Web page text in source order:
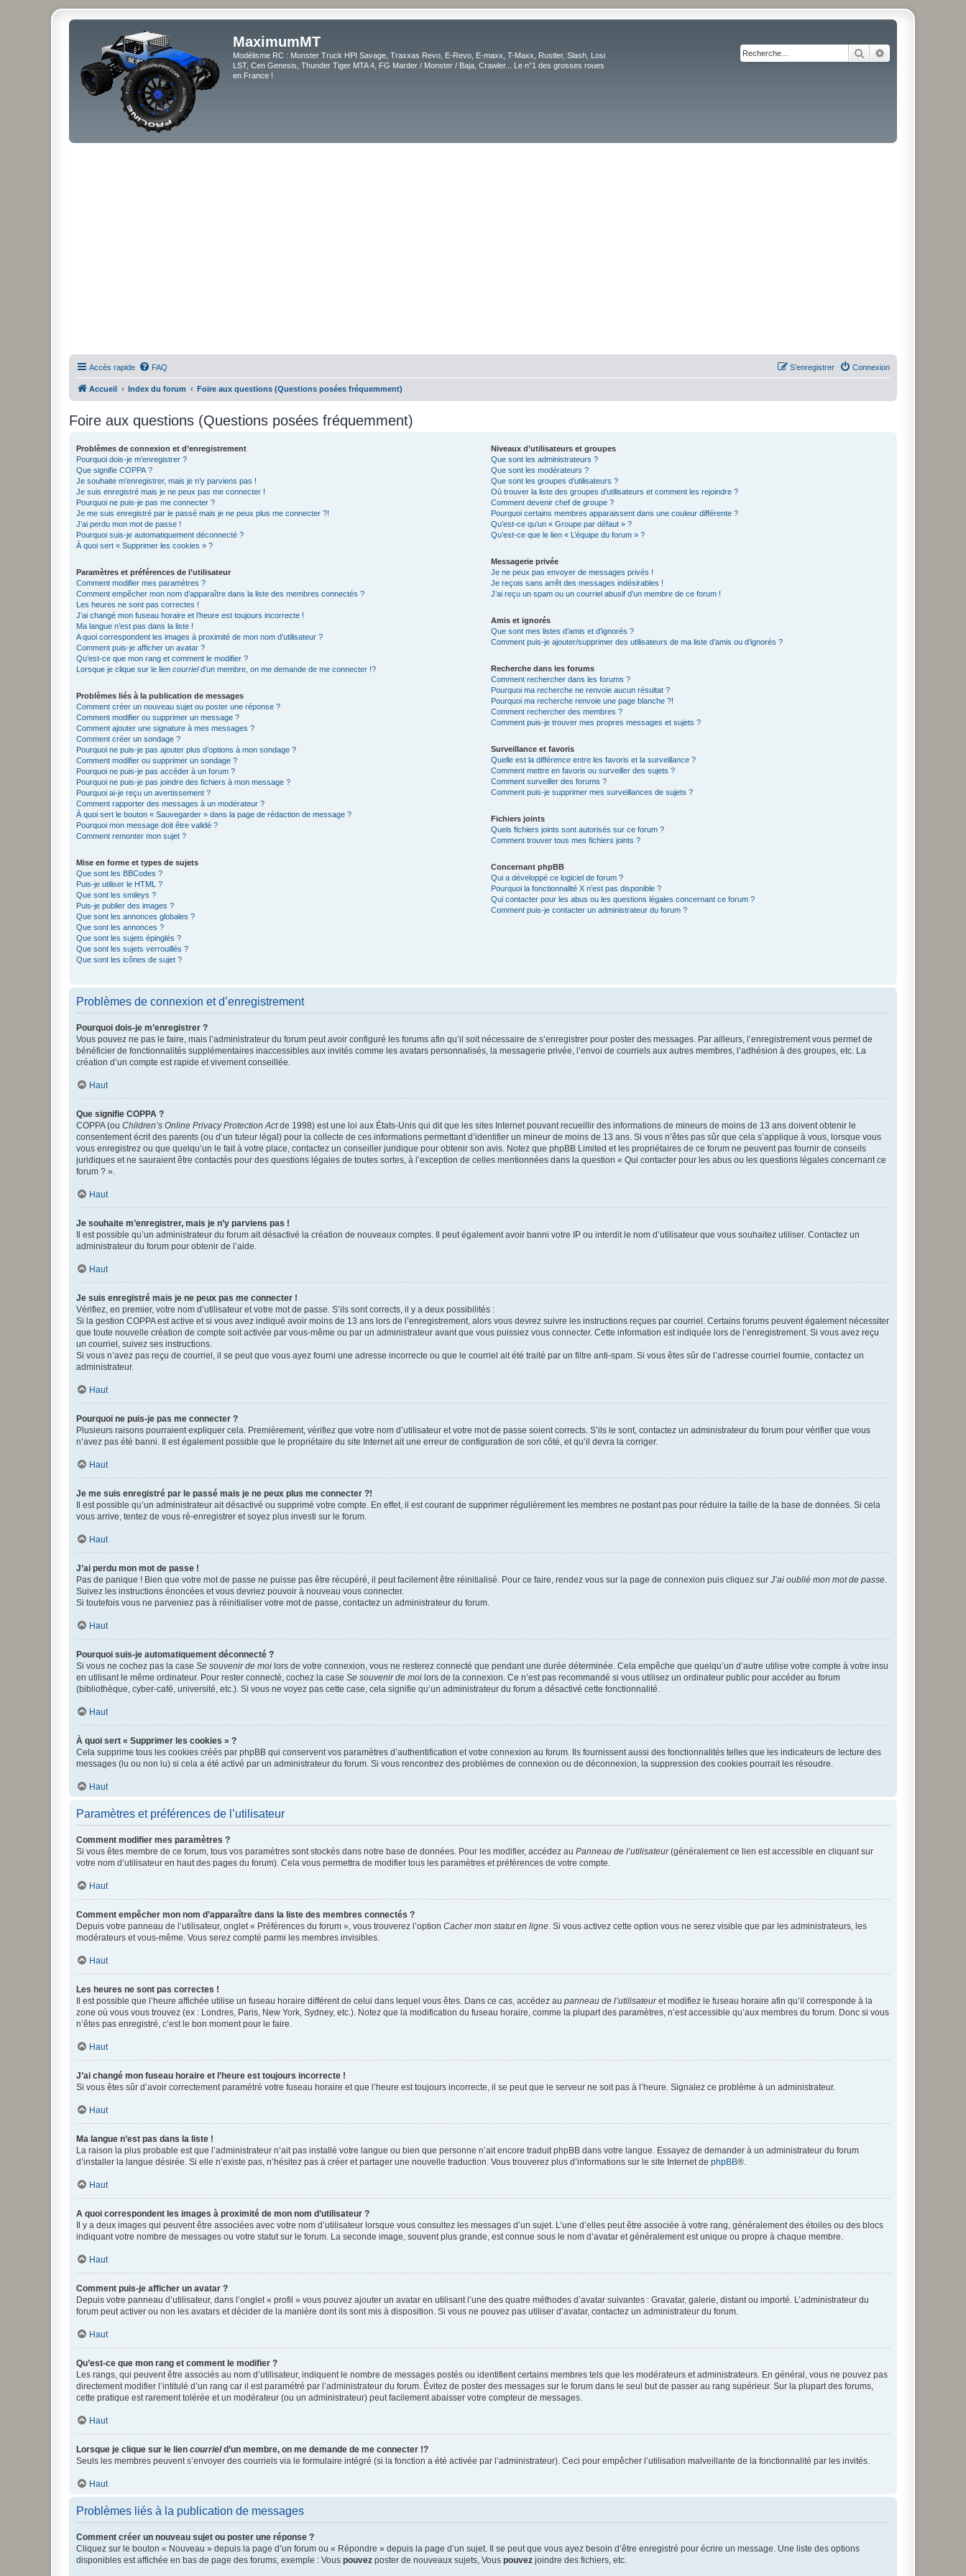
MaximumMT
Modélisme RC : Monster Truck HPI Savage, Traxxas Revo, E-Revo, E-maxx, T-Maxx, Rustler, Slash, Losi
LST, Cen Genesis, Thunder Tiger MTA 4, FG Marder / Monster / Baja, Crawler... Le n°1 des grosses roues
en France !
Rechercher
Accès rapide FAQ Connexion
S’enregistrer
Accueil Index du forum Foire aux questions (Questions posées fréquemment)
Foire aux questions (Questions posées fréquemment)
Problèmes de connexion et d’enregistrement
Pourquoi dois-je m’enregistrer ?
Que signifie COPPA ?
Je souhaite m’enregistrer, mais je n’y parviens pas !
Je suis enregistré mais je ne peux pas me connecter !
Pourquoi ne puis-je pas me connecter ?
Je me suis enregistré par le passé mais je ne peux plus me connecter ?!
J’ai perdu mon mot de passe !
Pourquoi suis-je automatiquement déconnecté ?
À quoi sert « Supprimer les cookies » ?
Paramètres et préférences de l’utilisateur
Comment modifier mes paramètres ?
Comment empêcher mon nom d’apparaître dans la liste des membres connectés ?
Les heures ne sont pas correctes !
J’ai changé mon fuseau horaire et l’heure est toujours incorrecte !
Ma langue n’est pas dans la liste !
A quoi correspondent les images à proximité de mon nom d’utilisateur ?
Comment puis-je afficher un avatar ?
Qu’est-ce que mon rang et comment le modifier ?
Lorsque je clique sur le lien courrield’un membre, on me demande de me connecter !?
Problèmes liés à la publication de messages
Comment créer un nouveau sujet ou poster une réponse ?
Comment modifier ou supprimer un message ?
Comment ajouter une signature à mes messages ?
Comment créer un sondage ?
Pourquoi ne puis-je pas ajouter plus d’options à mon sondage ?
Comment modifier ou supprimer un sondage ?
Pourquoi ne puis-je pas accéder à un forum ?
Pourquoi ne puis-je pas joindre des fichiers à mon message ?
Pourquoi ai-je reçu un avertissement ?
Comment rapporter des messages à un modérateur ?
À quoi sert le bouton « Sauvegarder » dans la page de rédaction de message ?
Pourquoi mon message doit être validé ?
Comment remonter mon sujet ?
Mise en forme et types de sujets
Que sont les BBCodes ?
Puis-je utiliser le HTML ?
Que sont les smileys ?
Puis-je publier des images ?
Que sont les annonces globales ?
Que sont les annonces ?
Que sont les sujets épinglés ?
Que sont les sujets verrouillés ?
Que sont les icônes de sujet ?
Niveaux d’utilisateurs et groupes
Que sont les administrateurs ?
Que sont les modérateurs ?
Que sont les groupes d’utilisateurs ?
Où trouver la liste des groupes d’utilisateurs et comment les rejoindre ?
Comment devenir chef de groupe ?
Pourquoi certains membres apparaissent dans une couleur différente ?
Qu’est-ce qu’un « Groupe par défaut » ?
Qu’est-ce que le lien « L’équipe du forum » ?
Messagerie privée
Je ne peux pas envoyer de messages privés !
Je reçois sans arrêt des messages indésirables !
J’ai reçu un spam ou un courriel abusif d’un membre de ce forum !
Amis et ignorés
Que sont mes listes d’amis et d’ignorés ?
Comment puis-je ajouter/supprimer des utilisateurs de ma liste d’amis ou d’ignorés ?
Recherche dans les forums
Comment rechercher dans les forums ?
Pourquoi ma recherche ne renvoie aucun résultat ?
Pourquoi ma recherche renvoie une page blanche ?!
Comment rechercher des membres ?
Comment puis-je trouver mes propres messages et sujets ?
Surveillance et favoris
Quelle est la différence entre les favoris et la surveillance ?
Comment mettre en favoris ou surveiller des sujets ?
Comment surveiller des forums ?
Comment puis-je supprimer mes surveillances de sujets ?
Fichiers joints
Quels fichiers joints sont autorisés sur ce forum ?
Comment trouver tous mes fichiers joints ?
Concernant phpBB
Qui a développé ce logiciel de forum ?
Pourquoi la fonctionnalité X n’est pas disponible ?
Qui contacter pour les abus ou les questions légales concernant ce forum ?
Comment puis-je contacter un administrateur du forum ?
Problèmes de connexion et d’enregistrement
Pourquoi dois-je m’enregistrer ?
Vous pouvez ne pas le faire, mais l’administrateur du forum peut avoir configuré les forums afin qu’il soit nécessaire de s’enregistrer pour poster des messages. Par ailleurs, l’enregistrement vous permet de
bénéficier de fonctionnalités supplémentaires inaccessibles aux invités comme les avatars personnalisés, la messagerie privée, l’envoi de courriels aux autres membres, l’adhésion à des groupes, etc. La
création d’un compte est rapide et vivement conseillée.
Haut
Que signifie COPPA ?
COPPA (ou Children’s Online Privacy Protection Actde 1998) est une loi aux États-Unis qui dit que les sites Internet pouvant recueillir des informations de mineurs de moins de 13 ans doivent obtenir le
consentement écrit des parents (ou d’un tuteur légal) pour la collecte de ces informations permettant d’identifier un mineur de moins de 13 ans. Si vous n’êtes pas sûr que cela s’applique à vous, lorsque vous
vous enregistrez ou que quelqu’un le fait à votre place, contactez un conseiller juridique pour obtenir son avis. Notez que phpBB Limited et les propriétaires de ce forum ne peuvent pas fournir de conseils
juridiques et ne sauraient être contactés pour des questions légales de toutes sortes, à l’exception de celles mentionnées dans la question « Qui contacter pour les abus ou les questions légales concernant ce
forum ? ».
Haut
Je souhaite m’enregistrer, mais je n’y parviens pas !
Il est possible qu’un administrateur du forum ait désactivé la création de nouveaux comptes. Il peut également avoir banni votre IP ou interdit le nom d’utilisateur que vous souhaitez utiliser. Contactez un
administrateur du forum pour obtenir de l’aide.
Haut
Je suis enregistré mais je ne peux pas me connecter !
Vérifiez, en premier, votre nom d’utilisateur et votre mot de passe. S’ils sont corrects, il y a deux possibilités :
Si la gestion COPPA est active et si vous avez indiqué avoir moins de 13 ans lors de l’enregistrement, alors vous devrez suivre les instructions reçues par courriel. Certains forums peuvent également nécessiter
que toute nouvelle création de compte soit activée par vous-même ou par un administrateur avant que vous puissiez vous connecter. Cette information est indiquée lors de l’enregistrement. Si vous avez reçu
un courriel, suivez ses instructions.
Si vous n’avez pas reçu de courriel, il se peut que vous ayez fourni une adresse incorrecte ou que le courriel ait été traité par un filtre anti-spam. Si vous êtes sûr de l’adresse courriel fournie, contactez un
administrateur.
Haut
Pourquoi ne puis-je pas me connecter ?
Plusieurs raisons pourraient expliquer cela. Premièrement, vérifiez que votre nom d’utilisateur et votre mot de passe soient corrects. S’ils le sont, contactez un administrateur du forum pour vérifier que vous
n’avez pas été banni. Il est également possible que le propriétaire du site Internet ait une erreur de configuration de son côté, et qu’il devra la corriger.
Haut
Je me suis enregistré par le passé mais je ne peux plus me connecter ?!
Il est possible qu’un administrateur ait désactivé ou supprimé votre compte. En effet, il est courant de supprimer régulièrement les membres ne postant pas pour réduire la taille de la base de données. Si cela
vous arrive, tentez de vous ré-enregistrer et soyez plus investi sur le forum.
Haut
J’ai perdu mon mot de passe !
Pas de panique ! Bien que votre mot de passe ne puisse pas être récupéré, il peut facilement être réinitialisé. Pour ce faire, rendez vous sur la page de connexion puis cliquez sur J’ai oublié mon mot de passe.
Suivez les instructions énoncées et vous devriez pouvoir à nouveau vous connecter.
Si toutefois vous ne parveniez pas à réinitialiser votre mot de passe, contactez un administrateur du forum.
Haut
Pourquoi suis-je automatiquement déconnecté ?
Si vous ne cochez pas la case Se souvenir de moi lors de votre connexion, vous ne resterez connecté que pendant une durée déterminée. Cela empêche que quelqu’un d’autre utilise votre compte à votre insu
en utilisant le même ordinateur. Pour rester connecté, cochez la case Se souvenir de moi lors de la connexion. Ce n’est pas recommandé si vous utilisez un ordinateur public pour accéder au forum
(bibliothèque, cyber-café, université, etc.). Si vous ne voyez pas cette case, cela signifie qu’un administrateur du forum a désactivé cette fonctionnalité.
Haut
À quoi sert « Supprimer les cookies » ?
Cela supprime tous les cookies créés par phpBB qui conservent vos paramètres d’authentification et votre connexion au forum. Ils fournissent aussi des fonctionnalités telles que les indicateurs de lecture des
messages (lu ou non lu) si cela a été activé par un administrateur du forum. Si vous rencontrez des problèmes de connexion ou de déconnexion, la suppression des cookies pourrait les résoudre.
Haut
Paramètres et préférences de l’utilisateur
Comment modifier mes paramètres ?
Si vous êtes membre de ce forum, tous vos paramètres sont stockés dans notre base de données. Pour les modifier, accédez au Panneau de l’utilisateur(généralement ce lien est accessible en cliquant sur
votre nom d’utilisateur en haut des pages du forum). Cela vous permettra de modifier tous les paramètres et préférences de votre compte.
Haut
Comment empêcher mon nom d’apparaître dans la liste des membres connectés ?
Depuis votre panneau de l’utilisateur, onglet « Préférences du forum », vous trouverez l’option Cacher mon statut en ligne. Si vous activez cette option vous ne serez visible que par les administrateurs, les
modérateurs et vous-même. Vous serez compté parmi les membres invisibles.
Haut
Les heures ne sont pas correctes !
Il est possible que l’heure affichée utilise un fuseau horaire différent de celui dans lequel vous êtes. Dans ce cas, accédez au panneau de l’utilisateuret modifiez le fuseau horaire afin qu’il corresponde à la
zone où vous vous trouvez (ex : Londres, Paris, New York, Sydney, etc.). Notez que la modification du fuseau horaire, comme la plupart des paramètres, n’est accessible qu’aux membres du forum. Donc si vous
n’êtes pas enregistré, c’est le bon moment pour le faire.
Haut
J’ai changé mon fuseau horaire et l’heure est toujours incorrecte !
Si vous êtes sûr d’avoir correctement paramétré votre fuseau horaire et que l’heure est toujours incorrecte, il se peut que le serveur ne soit pas à l’heure. Signalez ce problème à un administrateur.
Haut
Ma langue n’est pas dans la liste !
La raison la plus probable est que l’administrateur n’ait pas installé votre langue ou bien que personne n’ait encore traduit phpBB dans votre langue. Essayez de demander à un administrateur du forum
d’installer la langue désirée. Si elle n’existe pas, n’hésitez pas à créer et partager une nouvelle traduction. Vous trouverez plus d’informations sur le site Internet de phpBB®.
Haut
A quoi correspondent les images à proximité de mon nom d’utilisateur ?
Il y a deux images qui peuvent être associées avec votre nom d’utilisateur lorsque vous consultez les messages d’un sujet. L’une d’elles peut être associée à votre rang, généralement des étoiles ou des blocs
indiquant votre nombre de messages ou votre statut sur le forum. La seconde image, souvent plus grande, est connue sous le nom d’avatar et généralement est unique ou propre à chaque membre.
Haut
Comment puis-je afficher un avatar ?
Depuis votre panneau d’utilisateur, dans l’onglet « profil » vous pouvez ajouter un avatar en utilisant l’une des quatre méthodes d’avatar suivantes : Gravatar, galerie, distant ou importé. L’administrateur du
forum peut activer ou non les avatars et décider de la manière dont ils sont mis à disposition. Si vous ne pouvez pas utiliser d’avatar, contactez un administrateur du forum.
Haut
Qu’est-ce que mon rang et comment le modifier ?
Les rangs, qui peuvent être associés au nom d’utilisateur, indiquent le nombre de messages postés ou identifient certains membres tels que les modérateurs et administrateurs. En général, vous ne pouvez pas
directement modifier l’intitulé d’un rang car il est paramétré par l’administrateur du forum. Évitez de poster des messages sur le forum dans le seul but de passer au rang supérieur. Sur la plupart des forums,
cette pratique est rarement tolérée et un modérateur (ou un administrateur) peut facilement abaisser votre compteur de messages.
Haut
Lorsque je clique sur le lien courrield’un membre, on me demande de me connecter !?
Seuls les membres peuvent s’envoyer des courriels via le formulaire intégré (si la fonction a été activée par l’administrateur). Ceci pour empêcher l’utilisation malveillante de la fonctionnalité par les invités.
Haut
Problèmes liés à la publication de messages
Comment créer un nouveau sujet ou poster une réponse ?
Cliquez sur le bouton « Nouveau » depuis la page d’un forum ou « Répondre » depuis la page d’un sujet. Il se peut que vous ayez besoin d’être enregistré pour écrire un message. Une liste des options
disponibles est affichée en bas de page des forums, exemple : Vous pouvez poster de nouveaux sujets, Vous pouvez joindre des fichiers, etc.